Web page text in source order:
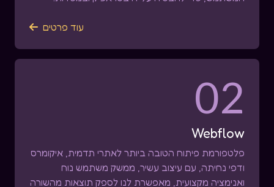
עוד פרטים 
02
Webflow
פלטפורמת פיתוח הטובה ביותר לאתרי תדמית, איקומרס
ודפי נחיתה, עם עיצוב עשיר, ממשק משתמש נוח
ואנימציה מקצועית, מאפשרת לנו לספק תוצאות מהשורה